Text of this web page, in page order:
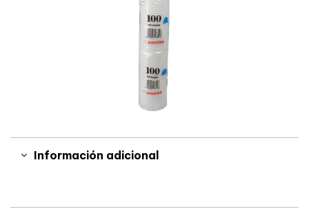
Información adicional